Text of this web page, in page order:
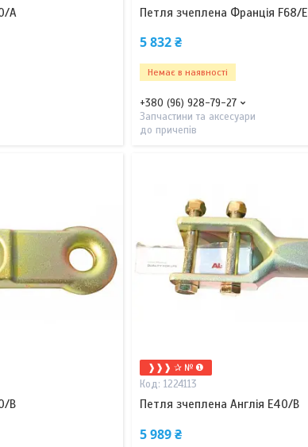
A Петля зчеплена Франція F68/E
5 832 ₴
Немає в наявності
+380 (96) 928-79-27
Запчастини та аксесуари
до причепів
B
❱❱❱ ✰ № ❶
1224113
Петля зчеплена Англія E40/B
5 989 ₴